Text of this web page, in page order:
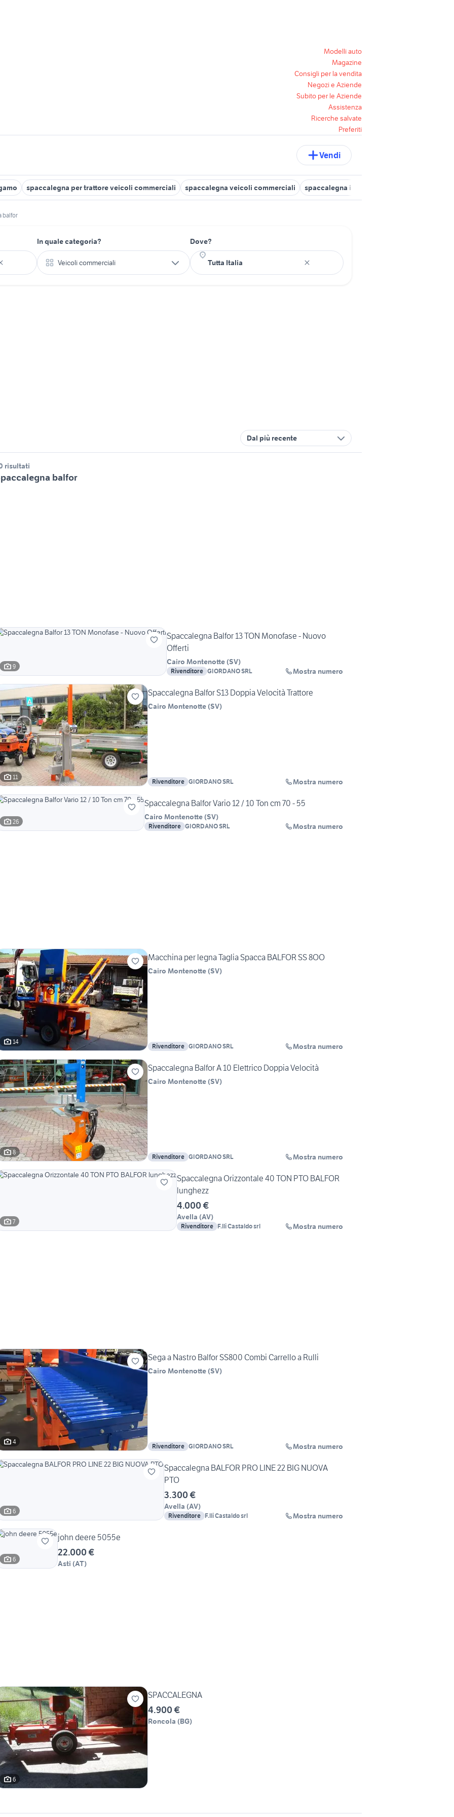
Modelli auto
Magazine
Consigli per la vendita
Negozi e Aziende
Subito per le Aziende
Assistenza
Ricerche salvate
Preferiti
Vendi
spaccalegna per trattore veicoli commerciali spaccalegna veicoli commerciali spaccalegna idraulico per trattore
balfor
In quale categoria?
Veicoli commerciali
Dove?
Dal più recente
risultati
balfor
9
Spaccalegna Balfor 13 TON Monofase - Nuovo
Offerti
Cairo Montenotte (SV)
Rivenditore GIORDANO SRL Mostra numero
11
Spaccalegna Balfor S13 Doppia Velocità Trattore
Cairo Montenotte (SV)
Rivenditore GIORDANO SRL Mostra numero
26
Spaccalegna Balfor Vario 12 / 10 Ton cm 70 - 55
Cairo Montenotte (SV)
Rivenditore GIORDANO SRL Mostra numero
14
Macchina per legna Taglia Spacca BALFOR SS 8OO
Cairo Montenotte (SV)
Rivenditore GIORDANO SRL Mostra numero
8
Spaccalegna Balfor A 10 Elettrico Doppia Velocità
Cairo Montenotte (SV)
Rivenditore GIORDANO SRL Mostra numero
7
Spaccalegna Orizzontale 40 TON PTO BALFOR
lunghezz
4.000 €
Avella (AV)
Rivenditore F.lli Castaldo srl Mostra numero
4
Sega a Nastro Balfor SS800 Combi Carrello a Rulli
Cairo Montenotte (SV)
Rivenditore GIORDANO SRL Mostra numero
6
Spaccalegna BALFOR PRO LINE 22 BIG NUOVA
PTO
3.300 €
Avella (AV)
Rivenditore F.lli Castaldo srl Mostra numero
6
john deere 5055e
22.000 €
Asti (AT)
6
SPACCALEGNA
4.900 €
Roncola (BG)